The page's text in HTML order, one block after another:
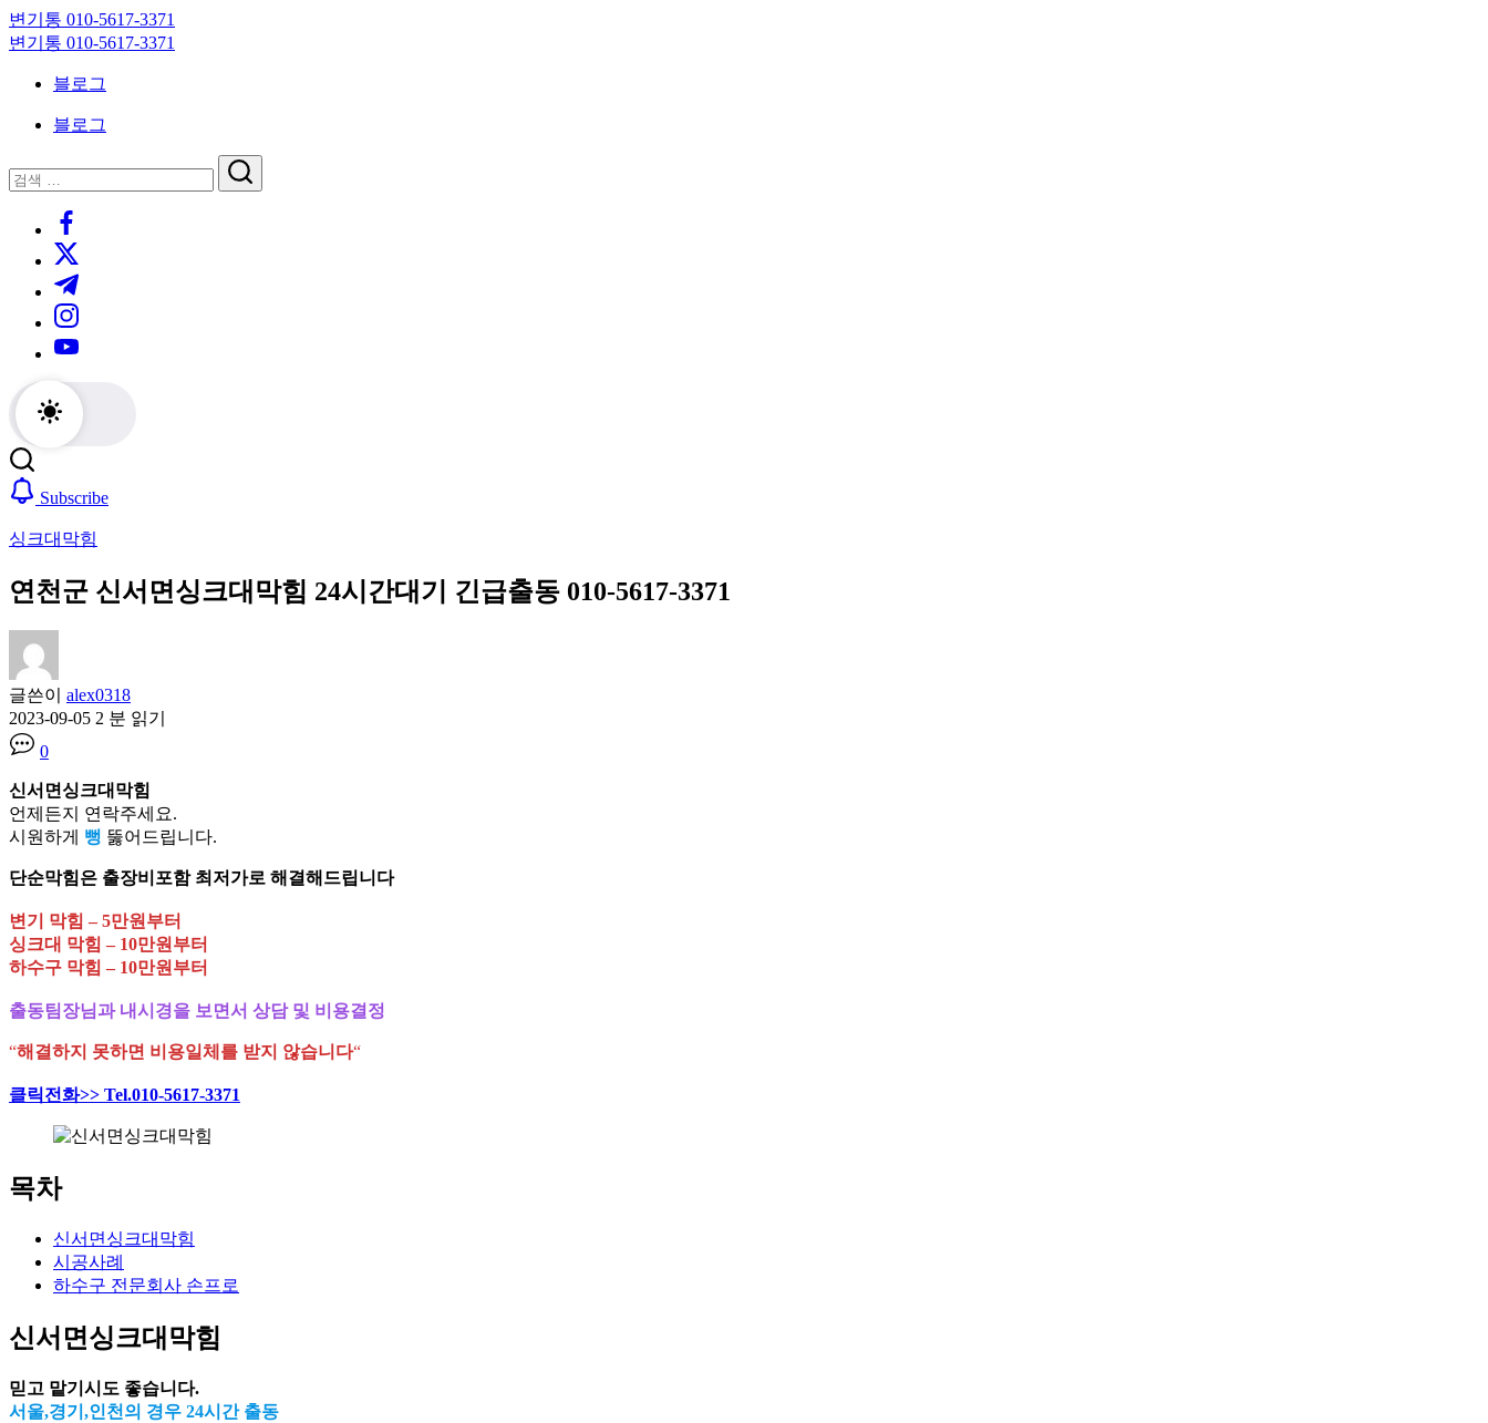
Skip
to
content
변기통 010-5617-3371
변
대
기
변기통 010-5617-3371
크
대
기
블로그
블로그
닫
기
검
검
https://www.facebook.com/
https://twitter.com/
https://t.me/
https://www.instagram.com/
https://youtube.com/
Subscribe
싱크대막힘
연천군 신서면싱크대막힘 24시간대기 긴급출동 010-5617-3371
글쓴이 alex0318
2023-09-05 2 분 읽기
0
신서면싱크대막힘
언제든지 연락주세요.
시원하게 뻥 뚫어드립니다.
단순막힘은 출장비포함 최저가로 해결해드립니다
변기 막힘 – 5만원부터
싱크대 막힘 – 10만원부터
하수구 막힘 – 10만원부터
출동팀장님과 내시경을 보면서 상담 및 비용결정
“해결하지 못하면 비용일체를 받지 않습니다“
클릭전화>> Tel.010-5617-3371
목차
신서면싱크대막힘
시공사례
하수구 전문회사 손프로
신서면싱크대막힘
믿고 맡기시도 좋습니다.
서울,경기,인천의 경우 24시간 출동